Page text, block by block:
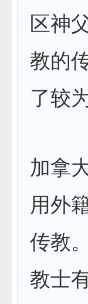
区神
教的
了较
加拿
用外
传教
教士